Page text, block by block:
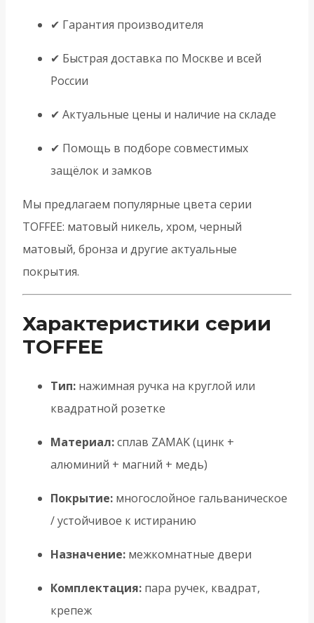
✔ Гарантия производителя
✔ Быстрая доставка по Москве и всей
России
✔ Актуальные цены и наличие на складе
✔ Помощь в подборе совместимых
защёлок и замков
Мы предлагаем популярные цвета серии
TOFFEE: матовый никель, хром, черный
матовый, бронза и другие актуальные
покрытия.
Характеристики серии
TOFFEE
Тип: нажимная ручка на круглой или
квадратной розетке
Материал:сплав ZAMAK (цинк +
алюминий + магний + медь)
Покрытие: многослойное гальваническое
/ устойчивое к истиранию
Назначение: межкомнатные двери
Комплектация: пара ручек, квадрат,
крепеж